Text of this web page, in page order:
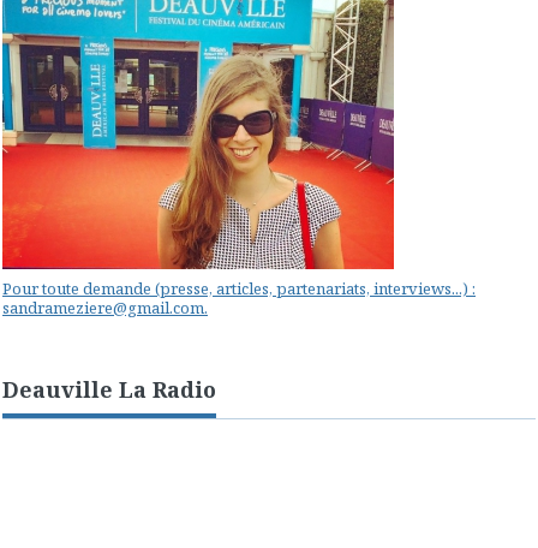
Pour toute demande (presse, articles, partenariats, interviews...) :
sandrameziere@gmail.com.
Deauville La Radio